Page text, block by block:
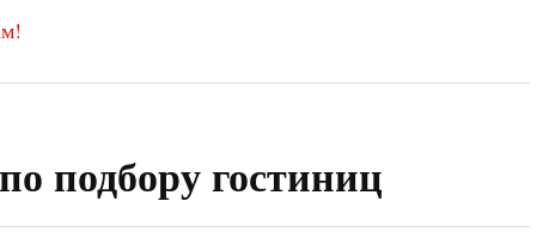
подбору гостиниц